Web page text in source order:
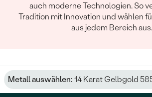
auch moderne Technologien. So
Tradition mit Innovation und wählen
aus jedem Bereich aus.
Metall auswählen: 14 Karat Gelbgold